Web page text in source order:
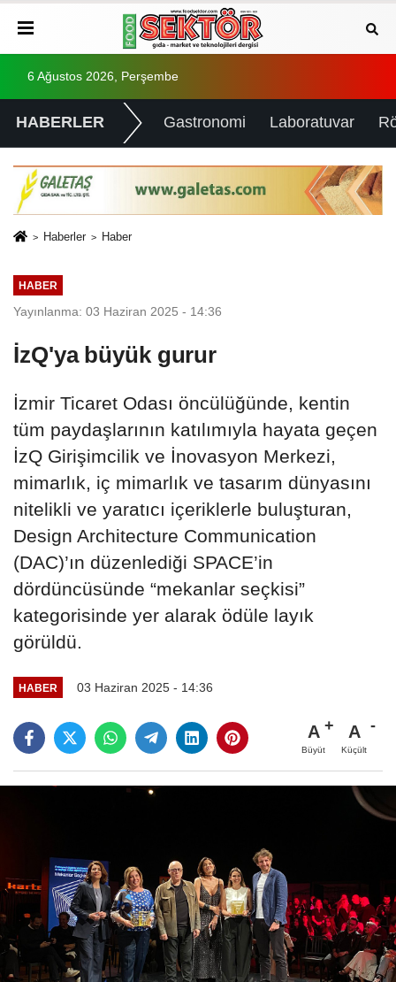
6 Ağustos 2026, Perşembe
HABERLER Gastronomi Laboratuvar
Haberler Haber
HABER
Yayınlanma: 03 Haziran 2025 - 14:36
İzQ'ya büyük gurur
İzmir Ticaret Odası öncülüğünde, kentin
tüm paydaşlarının katılımıyla hayata geçen
İzQ Girişimcilik ve İnovasyon Merkezi,
mimarlık, iç mimarlık ve tasarım dünyasını
nitelikli ve yaratıcı içeriklerle buluşturan,
Design Architecture Communication
(DAC)’ın düzenlediği SPACE’in
dördüncüsünde “mekanlar seçkisi”
kategorisinde yer alarak ödüle layık
görüldü.
HABER 03 Haziran 2025 - 14:36
A
Büyüt
A
Küçült